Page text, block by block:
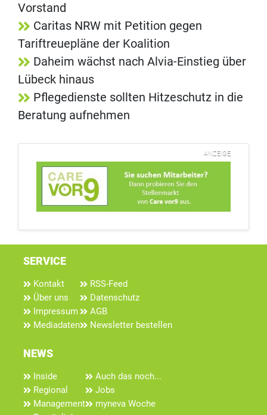
Vorstand
Caritas NRW mit Petition gegen
Tariftreuepläne der Koalition
Daheim wächst nach Alvia-Einstieg über
Lübeck hinaus
Pflegedienste sollten Hitzeschutz in die
Beratung aufnehmen
ANZEIGE
SERVICE
Kontakt
Über uns
Impressum
Mediadaten
RSS-Feed
Datenschutz
AGB
Newsletter bestellen
NEWS
Inside
Regional
Management
Auch das noch...
Jobs
myneva Woche